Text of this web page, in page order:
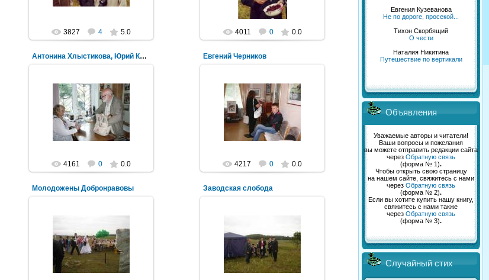
3827 4 5.0 4011 0 0.0
Антонина Хлыстикова, Юрий Калмыков
10.08.2011
NeXaker
4161 0 0.0
Евгений Черников
10.08.2011
NeXaker
4217 0 0.0
Молодожены Добронравовы
08.08.2011
Mihalych
Заводская слобода
08.08.2011
Mihalych
Евгения Кузеванова
Не по дороге, просекой...
Тихон Скорбящий
О чести
Наталия Никитина
Путешествие по вертикали
Объявления
Уважаемые авторы и читатели!
Ваши вопросы и пожелания
вы можете отправить редакции сайта
через Обратную связь
(форма № 1).
Чтобы открыть свою страницу
на нашем сайте, свяжитесь с нами
через Обратную связь
(форма № 2).
Если вы хотите купить нашу книгу,
свяжитесь с нами также
через Обратную связь
(форма № 3).
Случайный стих